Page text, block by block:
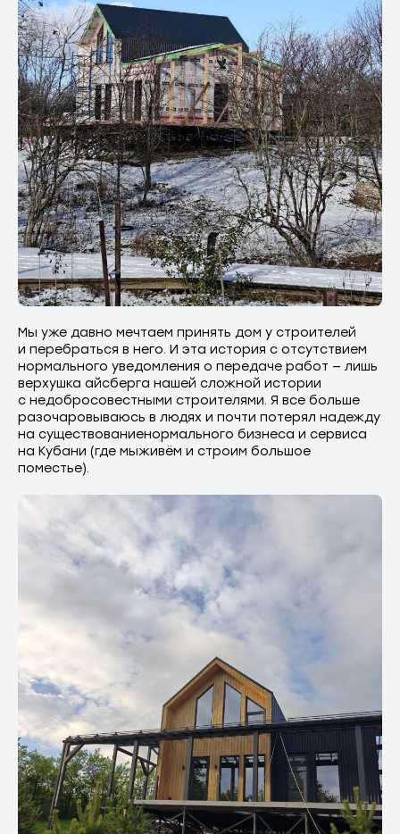
Мы уже давно мечтаем принять дом у строителей
и перебраться в него. И эта история с отсутствием
нормального уведомления о передаче работ — лишь
верхушка айсберга нашей сложной истории
с недобросовестными строителями. Я все больше
разочаровываюсь в людях и почти потерял надежду
на существованиенормального бизнеса и сервиса
на Кубани (где мыживём и строим большое
поместье).